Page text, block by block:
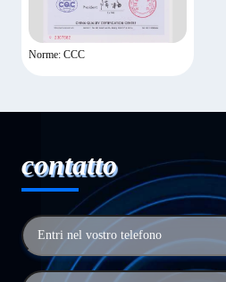
Norme: CCC
contatto